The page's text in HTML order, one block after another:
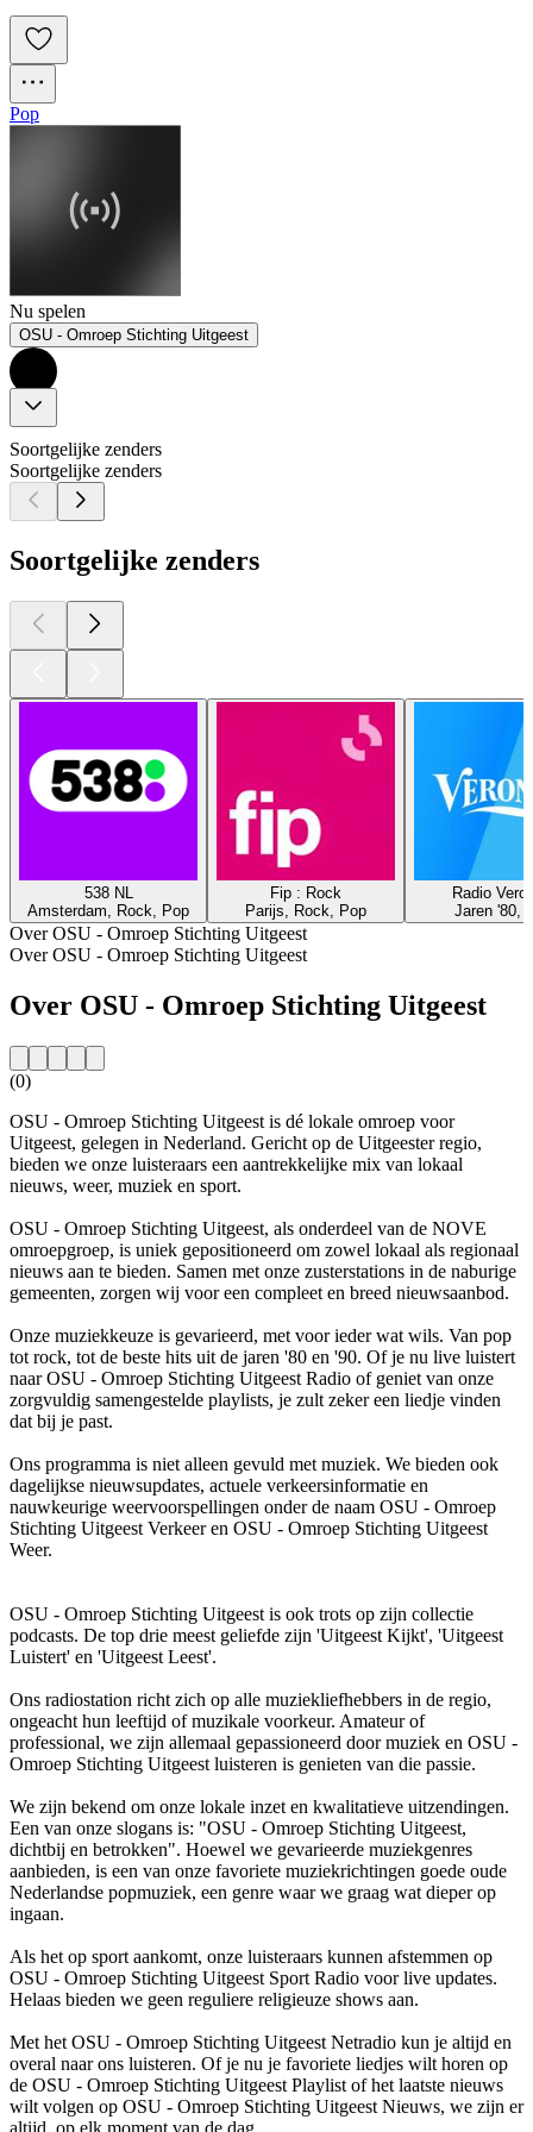
Pop
Nu spelen
OSU - Omroep Stichting Uitgeest
Soortgelijke zenders
Soortgelijke zenders
Soortgelijke zenders
538 NL
Amsterdam, Rock, Pop
Fip : Rock
Parijs, Rock, Pop
Radio
Jaren '80,
Over OSU - Omroep Stichting Uitgeest
Over OSU - Omroep Stichting Uitgeest
Over OSU - Omroep Stichting Uitgeest
(0)
OSU - Omroep Stichting Uitgeest is dé lokale omroep voor
Uitgeest, gelegen in Nederland. Gericht op de Uitgeester regio,
bieden we onze luisteraars een aantrekkelijke mix van lokaal
nieuws, weer, muziek en sport.
OSU - Omroep Stichting Uitgeest, als onderdeel van de NOVE
omroepgroep, is uniek gepositioneerd om zowel lokaal als regionaal
nieuws aan te bieden. Samen met onze zusterstations in de naburige
gemeenten, zorgen wij voor een compleet en breed nieuwsaanbod.
Onze muziekkeuze is gevarieerd, met voor ieder wat wils. Van pop
tot rock, tot de beste hits uit de jaren '80 en '90. Of je nu live luistert
naar OSU - Omroep Stichting Uitgeest Radio of geniet van onze
zorgvuldig samengestelde playlists, je zult zeker een liedje vinden
dat bij je past.
Ons programma is niet alleen gevuld met muziek. We bieden ook
dagelijkse nieuwsupdates, actuele verkeersinformatie en
nauwkeurige weervoorspellingen onder de naam OSU - Omroep
Stichting Uitgeest Verkeer en OSU - Omroep Stichting Uitgeest
Weer.
OSU - Omroep Stichting Uitgeest is ook trots op zijn collectie
podcasts. De top drie meest geliefde zijn 'Uitgeest Kijkt', 'Uitgeest
Luistert' en 'Uitgeest Leest'.
Ons radiostation richt zich op alle muziekliefhebbers in de regio,
ongeacht hun leeftijd of muzikale voorkeur. Amateur of
professional, we zijn allemaal gepassioneerd door muziek en OSU -
Omroep Stichting Uitgeest luisteren is genieten van die passie.
We zijn bekend om onze lokale inzet en kwalitatieve uitzendingen.
Een van onze slogans is: "OSU - Omroep Stichting Uitgeest,
dichtbij en betrokken". Hoewel we gevarieerde muziekgenres
aanbieden, is een van onze favoriete muziekrichtingen goede oude
Nederlandse popmuziek, een genre waar we graag wat dieper op
ingaan.
Als het op sport aankomt, onze luisteraars kunnen afstemmen op
OSU - Omroep Stichting Uitgeest Sport Radio voor live updates.
Helaas bieden we geen reguliere religieuze shows aan.
Met het OSU - Omroep Stichting Uitgeest Netradio kun je altijd en
overal naar ons luisteren. Of je nu je favoriete liedjes wilt horen op
de OSU - Omroep Stichting Uitgeest Playlist of het laatste nieuws
wilt volgen op OSU - Omroep Stichting Uitgeest Nieuws, we zijn er
altijd, op elk moment van de dag.